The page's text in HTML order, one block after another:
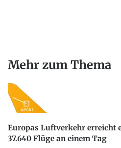
Mehr zum Thema
Europas Luftverkehr erreicht
37.640 Flüge an einem Tag